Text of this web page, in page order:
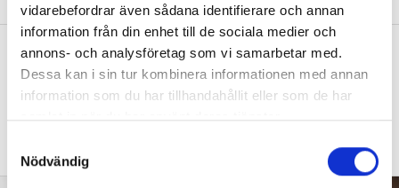
vidarebefordrar även sådana identifierare och annan
information från din enhet till de sociala medier och
annons- och analysföretag som vi samarbetar med.
Dessa kan i sin tur kombinera informationen med annan
information som du har tillhandahållit eller som de har
samlat in när du har använt deras tjänster.
Nödvändig
”Vad säger det om skolan när allt fler
barn behöver anpassas?”
DEBATT ”Frågan är hur skolan kan ge plats åt
fler barn från början – inte hur de ska